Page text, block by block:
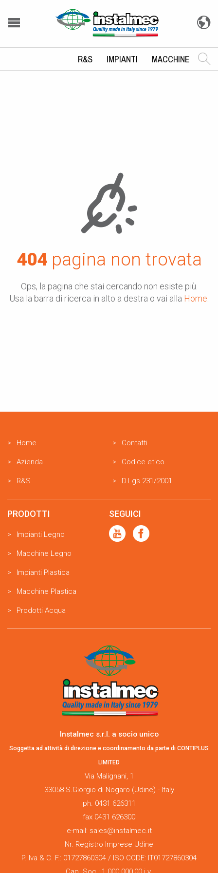
R&S IMPIANTI MACCHINE
404pagina non trovata
Ops, la pagina che stai cercando non esiste più.
Usa la barra di ricerca in alto a destra o vai alla Home
Home
Azienda
R&S
Contatti
Codice etico
D.Lgs 231/2001
PRODOTTI
Impianti Legno
Macchine Legno
Impianti Plastica
Macchine Plastica
Prodotti Acqua
SEGUICI
Instalmec s.r.l. a socio unico
Soggetta ad attività di direzione e coordinamento da parte di CONTIPLUS
LIMITED
Via Malignani, 1
33058 S.Giorgio di Nogaro (Udine) - Italy
ph. 0431 626311
fax 0431 626300
e-mail: sales@instalmec.it
Nr. Registro Imprese Udine
P. Iva & C. F.: 01727860304 / ISO CODE: IT01727860304